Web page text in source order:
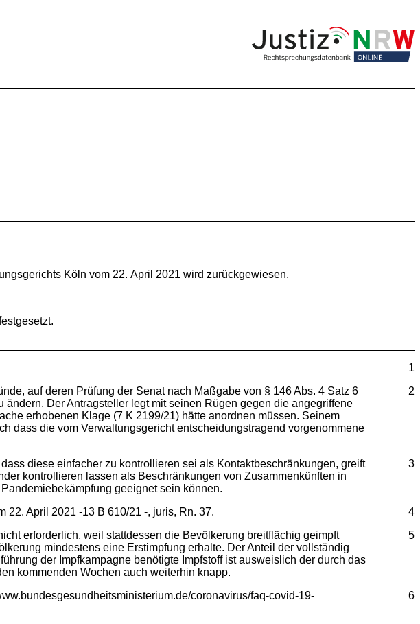
Köln vom 22. April 2021 wird zurückgewiesen.
1
2
auf deren Prüfung der Senat nach Maßgabe von § 146 Abs. 4 Satz 6
Der Antragsteller legt mit seinen Rügen gegen die angegriffene
erhobenen Klage (7 K 2199/21) hätte anordnen müssen. Seinem
dass die vom Verwaltungsgericht entscheidungstragend vorgenommene
3
diese einfacher zu kontrollieren sei als Kontaktbeschränkungen, greift
kontrollieren lassen als Beschränkungen von Zusammenkünften in
geeignet sein können.
4
22. April 2021 -13 B 610/21 -, juris, Rn. 37.
5
erforderlich, weil stattdessen die Bevölkerung breitflächig geimpft
mindestens eine Erstimpfung erhalte. Der Anteil der vollständig
der Impfkampagne benötigte Impfstoff ist ausweislich der durch das
kommenden Wochen auch weiterhin knapp.
6
coronavirus/faq-covid-19-